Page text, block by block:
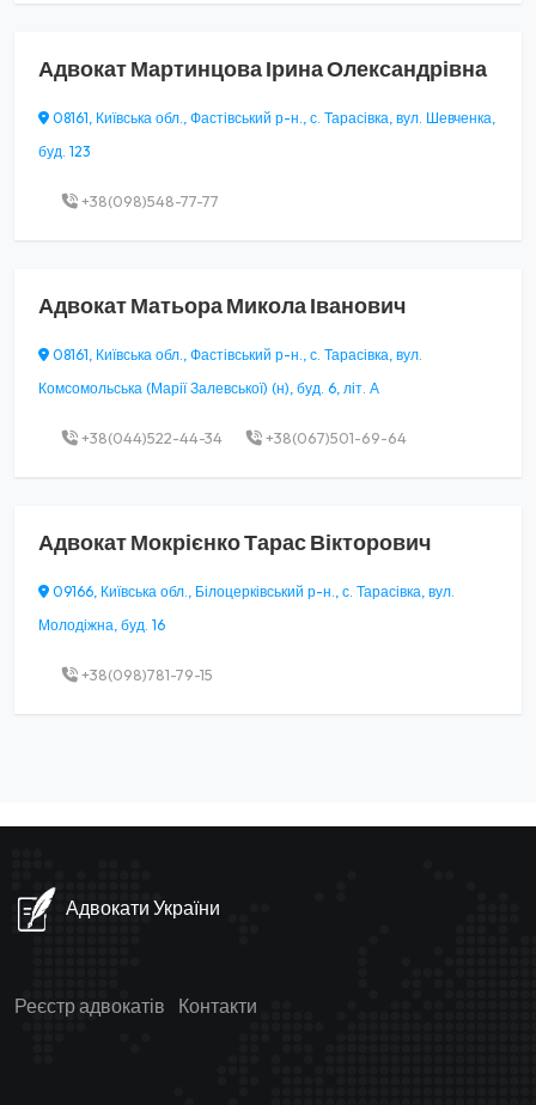
АдвокатМартинцова Ірина Олександрівна
08161, Київська обл., Фастівський р-н., с. Тарасівка, вул. Шевченка,
буд. 123
+38(098)548-77-77
АдвокатМатьора Микола Іванович
08161, Київська обл., Фастівський р-н., с. Тарасівка, вул.
Комсомольська (Марії Залевської) (н), буд. 6, літ. А
+38(044)522-44-34 +38(067)501-69-64
АдвокатМокрієнко Тарас Вікторович
09166, Київська обл., Білоцерківський р-н., с. Тарасівка, вул.
Молодіжна, буд. 16
+38(098)781-79-15
Адвокати України
Реєстр адвокатів Контакти